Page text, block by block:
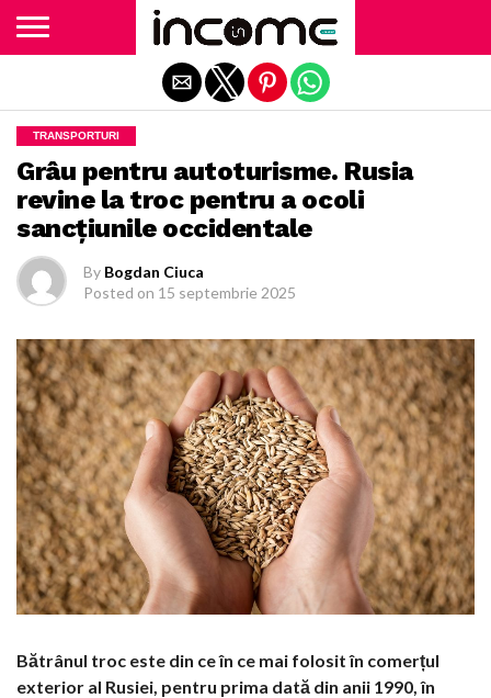
TRANSPORTURI
Grâu pentru autoturisme. Rusia
revine la troc pentru a ocoli
sancțiunile occidentale
By Bogdan Ciuca
Posted on 15 septembrie 2025
Bătrânul troc este din ce în ce mai folosit în comerțul
exterior al Rusiei, pentru prima dată din anii 1990, în
Exit mobile version